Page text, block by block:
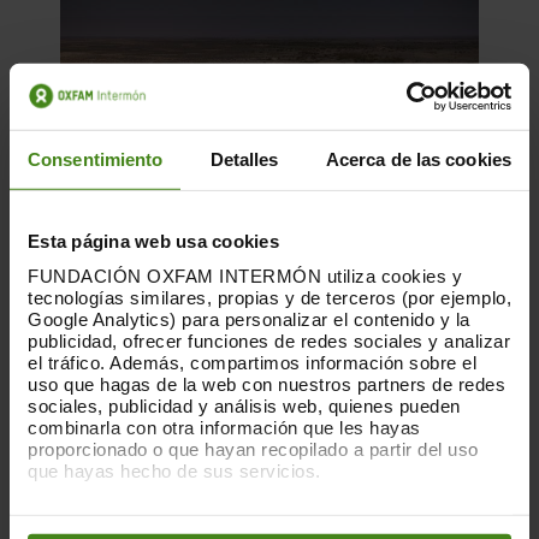
Consentimiento Detalles Acerca de las cookies
Esta página web usa cookies
FUNDACIÓN OXFAM INTERMÓN utiliza cookies y
tecnologías similares, propias y de terceros (por ejemplo,
Google Analytics) para personalizar el contenido y la
publicidad, ofrecer funciones de redes sociales y analizar
el tráfico. Además, compartimos información sobre el
uso que hagas de la web con nuestros partners de redes
sociales, publicidad y análisis web, quienes pueden
combinarla con otra información que les hayas
proporcionado o que hayan recopilado a partir del uso
que hayas hecho de sus servicios.
18.05.2022
Un retard perillós 2: el preu de la
inacció